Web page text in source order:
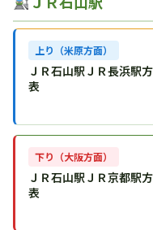
上り（米原方面）
ＪＲ石山駅ＪＲ長浜駅
表
下り（大阪方面）
ＪＲ石山駅ＪＲ京都駅
表